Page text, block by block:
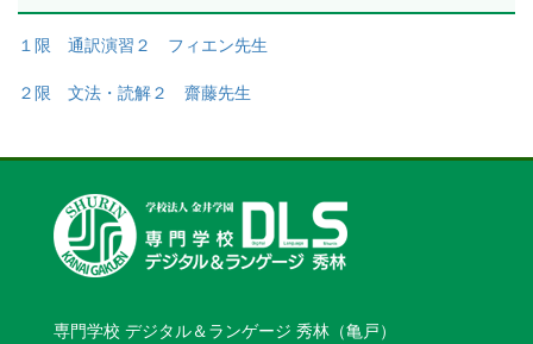
１限 通訳演習２ フィエン先生
２限 文法・読解２ 齋藤先生
専門学校 デジタル＆ランゲージ 秀林（亀戸）